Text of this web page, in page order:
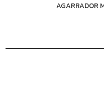
AGARRADOR